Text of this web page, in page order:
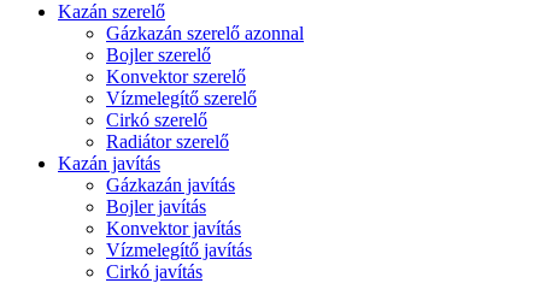
Kazán szerelő
Gázkazán szerelő azonnal
Bojler szerelő
Konvektor szerelő
Vízmelegítő szerelő
Cirkó szerelő
Radiátor szerelő
Kazán javítás
Gázkazán javítás
Bojler javítás
Konvektor javítás
Vízmelegítő javítás
Cirkó javítás